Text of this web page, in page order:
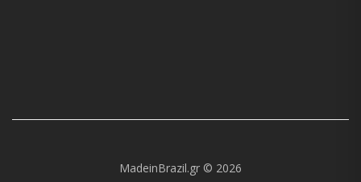
MadeinBrazil.gr © 2026